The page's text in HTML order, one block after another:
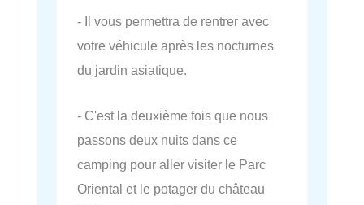
- Il vous permettra de rentrer avec
votre véhicule après les nocturnes
du jardin asiatique.
- C'est la deuxième fois que nous
passons deux nuits dans ce
camping pour aller visiter le Parc
Oriental et le potager du château